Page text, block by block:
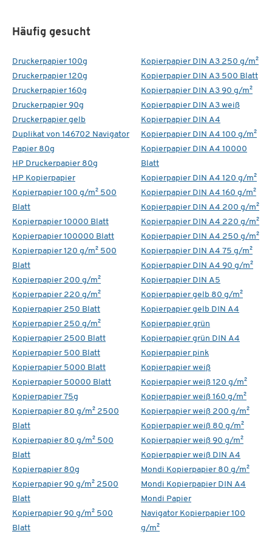
Häufig gesucht
Druckerpapier 100g
Druckerpapier 120g
Druckerpapier 160g
Druckerpapier 90g
Druckerpapier gelb
Duplikat von 146702 Navigator
Papier 80g
HP Druckerpapier 80g
HP Kopierpapier
Kopierpapier 100 g/m² 500
Blatt
Kopierpapier 10000 Blatt
Kopierpapier 100000 Blatt
Kopierpapier 120 g/m² 500
Blatt
Kopierpapier 200 g/m²
Kopierpapier 220 g/m²
Kopierpapier 250 Blatt
Kopierpapier 250 g/m²
Kopierpapier 2500 Blatt
Kopierpapier 500 Blatt
Kopierpapier 5000 Blatt
Kopierpapier 50000 Blatt
Kopierpapier 75g
Kopierpapier 80 g/m² 2500
Blatt
Kopierpapier 80 g/m² 500
Blatt
Kopierpapier 80g
Kopierpapier 90 g/m² 2500
Blatt
Kopierpapier 90 g/m² 500
Blatt
Kopierpapier DIN A3 250 g/m²
Kopierpapier DIN A3 500 Blatt
Kopierpapier DIN A3 90 g/m²
Kopierpapier DIN A3 weiß
Kopierpapier DIN A4
Kopierpapier DIN A4 100 g/m²
Kopierpapier DIN A4 10000
Blatt
Kopierpapier DIN A4 120 g/m²
Kopierpapier DIN A4 160 g/m²
Kopierpapier DIN A4 200 g/m²
Kopierpapier DIN A4 220 g/m²
Kopierpapier DIN A4 250 g/m²
Kopierpapier DIN A4 75 g/m²
Kopierpapier DIN A4 90 g/m²
Kopierpapier DIN A5
Kopierpapier gelb 80 g/m²
Kopierpapier gelb DIN A4
Kopierpapier grün
Kopierpapier grün DIN A4
Kopierpapier pink
Kopierpapier weiß
Kopierpapier weiß 120 g/m²
Kopierpapier weiß 160 g/m²
Kopierpapier weiß 200 g/m²
Kopierpapier weiß 80 g/m²
Kopierpapier weiß 90 g/m²
Kopierpapier weiß DIN A4
Mondi Kopierpapier 80 g/m²
Mondi Kopierpapier DIN A4
Mondi Papier
Navigator Kopierpapier 100
g/m²